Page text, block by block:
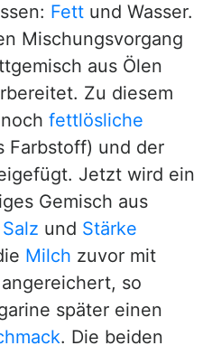
Fett und Wasser.
Mischungsvorgang
aus Ölen
Zu diesem
fettlösliche
Farbstoff) und der
Jetzt wird ein
Gemisch aus
Salz und Stärke
Milch zuvor mit
angereichert, so
später einen
. Die beiden